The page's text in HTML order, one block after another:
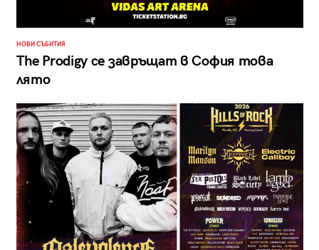
НОВИ СЪБИТИЯ
The Prodigy се завръщат в София това
лято